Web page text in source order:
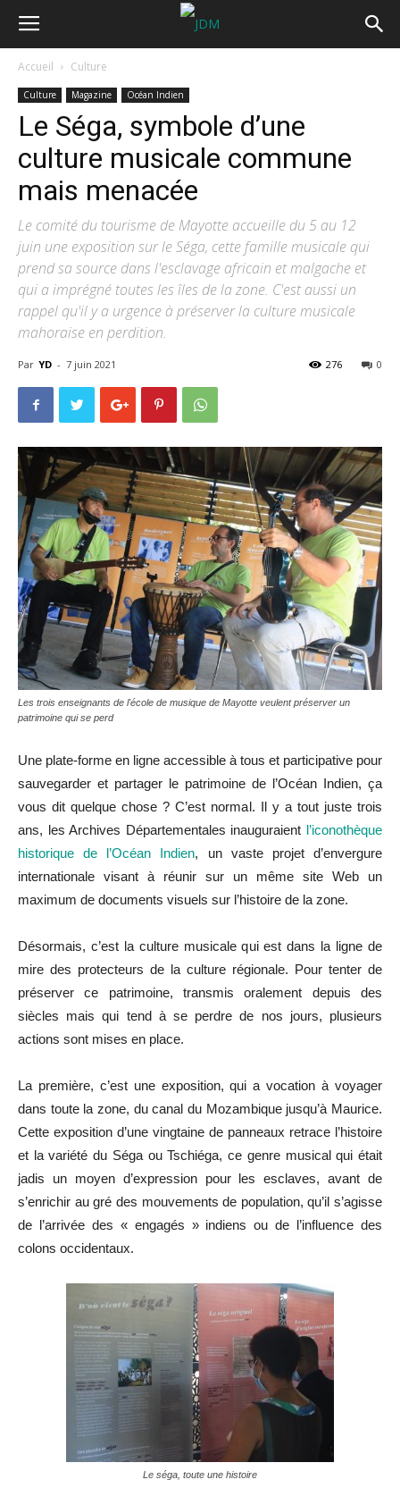
Accueil Culture
Culture Magazine Océan Indien
Le Séga, symbole d’une
culture musicale commune
mais menacée
Le comité du tourisme de Mayotte accueille du 5 au 12
juin une exposition sur le Séga, cette famille musicale qui
prend sa source dans l'esclavage africain et malgache et
qui a imprégné toutes les îles de la zone. C'est aussi un
rappel qu'il y a urgence à préserver la culture musicale
mahoraise en perdition.
Par YD - 7 juin 2021 0
276
Les trois enseignants de l'école de musique de Mayotte veulent préserver un
patrimoine qui se perd
Une plate-forme en ligne accessible à tous et participative pour
sauvegarder et partager le patrimoine de l’Océan Indien, ça
vous dit quelque chose ? C’est normal. Il y a tout juste trois
ans, les Archives Départementales inauguraient l’iconothèque
historique de l’Océan Indien, un vaste projet d’envergure
internationale visant à réunir sur un même site Web un
maximum de documents visuels sur l’histoire de la zone.
Désormais, c’est la culture musicale qui est dans la ligne de
mire des protecteurs de la culture régionale. Pour tenter de
préserver ce patrimoine, transmis oralement depuis des
siècles mais qui tend à se perdre de nos jours, plusieurs
actions sont mises en place.
La première, c’est une exposition, qui a vocation à voyager
dans toute la zone, du canal du Mozambique jusqu’à Maurice.
Cette exposition d’une vingtaine de panneaux retrace l’histoire
et la variété du Séga ou Tschiéga, ce genre musical qui était
jadis un moyen d’expression pour les esclaves, avant de
s’enrichir au gré des mouvements de population, qu’il s’agisse
de l’arrivée des « engagés » indiens ou de l’influence des
colons occidentaux.
Le séga, toute une histoire